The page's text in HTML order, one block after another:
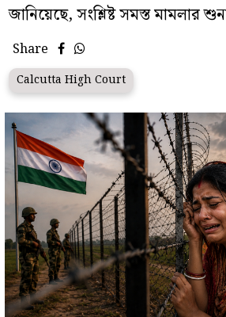
জানিয়েছে, সংশ্লিষ্ট সমস্ত মামলার
Share
Calcutta High Court